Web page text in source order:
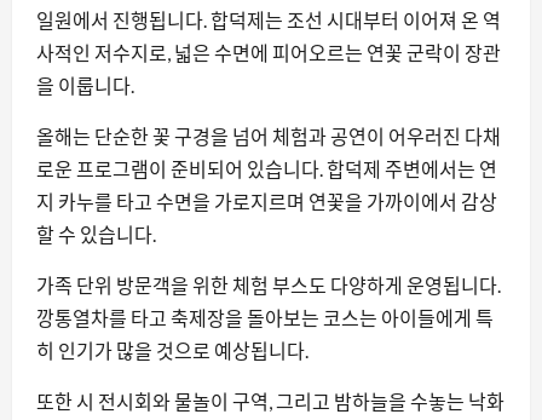
일원에서 진행됩니다. 합덕제는 조선 시대부터 이어져 온 역
사적인 저수지로, 넓은 수면에 피어오르는 연꽃 군락이 장관
을 이룹니다.
올해는 단순한 꽃 구경을 넘어 체험과 공연이 어우러진 다채
로운 프로그램이 준비되어 있습니다. 합덕제 주변에서는 연
지 카누를 타고 수면을 가로지르며 연꽃을 가까이에서 감상
할 수 있습니다.
가족 단위 방문객을 위한 체험 부스도 다양하게 운영됩니다.
깡통열차를 타고 축제장을 돌아보는 코스는 아이들에게 특
히 인기가 많을 것으로 예상됩니다.
또한 시 전시회와 물놀이 구역, 그리고 밤하늘을 수놓는 낙화